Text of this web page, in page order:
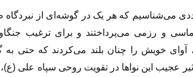
می‌شناسیم که هر یک در گوشه‌ای از نبردگاه
و رزمی می‌پرداختند و برای ترغیب
آوای خویش را چنان بلند می‌کردند که حتی
عجیب این نوا‌ها در تقویت روحی سپاه علی